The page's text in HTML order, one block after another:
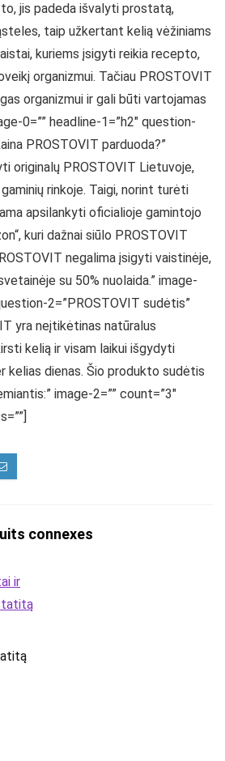
jis padeda išvalyti prostatą,
taip užkertant kelią vėžiniams
kuriems įsigyti reikia recepto,
organizmui. Tačiau PROSTOVIT
organizmui ir gali būti vartojamas
0=”” headline-1=”h2″ question-
PROSTOVIT parduoda?”
originalų PROSTOVIT Lietuvoje,
rinkoje. Taigi, norint turėti
apsilankyti oficialioje gamintojo
kuri dažnai siūlo PROSTOVIT
negalima įsigyti vaistinėje,
su 50% nuolaida.” image-
2=”PROSTOVIT sudėtis”
yra neįtikėtinas natūralus
kelią ir visam laikui išgydyti
kelias dienas. Šio produkto sudėtis
image-2=”” count=”3″
connexes